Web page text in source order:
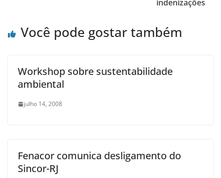
indenizações
Você pode gostar também
Workshop sobre sustentabilidade
ambiental
julho 14, 2008
Fenacor comunica desligamento do
Sincor-RJ